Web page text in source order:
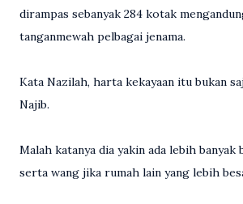
dirampas sebanyak 284 kotak
tanganmewah pelbagai jenama.
Kata Nazilah, harta kekayaan itu bukan
Najib.
Malah katanya dia yakin ada lebih banyak
serta wang jika rumah lain yang lebih